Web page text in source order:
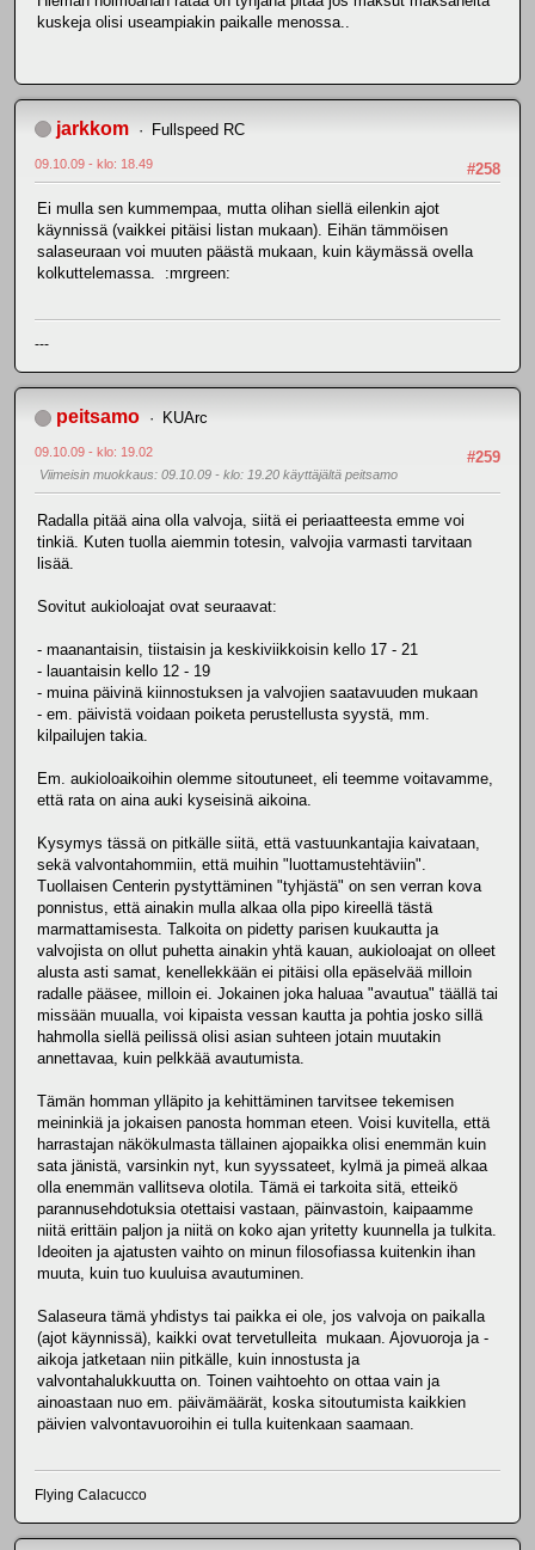
kuskeja olisi useampiakin paikalle menossa..
jarkkom Fullspeed RC
#258
09.10.09 - klo: 18.49
Ei mulla sen kummempaa, mutta olihan siellä eilenkin ajot
käynnissä (vaikkei pitäisi listan mukaan). Eihän tämmöisen
salaseuraan voi muuten päästä mukaan, kuin käymässä ovella
kolkuttelemassa. :mrgreen:
---
peitsamo KUArc
#259
09.10.09 - klo: 19.02
Viimeisin muokkaus: 09.10.09 - klo: 19.20 käyttäjältä peitsamo
Radalla pitää aina olla valvoja, siitä ei periaatteesta emme voi
tinkiä. Kuten tuolla aiemmin totesin, valvojia varmasti tarvitaan
lisää.
Sovitut aukioloajat ovat seuraavat:
- maanantaisin, tiistaisin ja keskiviikkoisin kello 17 - 21
- lauantaisin kello 12 - 19
- muina päivinä kiinnostuksen ja valvojien saatavuuden mukaan
- em. päivistä voidaan poiketa perustellusta syystä, mm.
kilpailujen takia.
Em. aukioloaikoihin olemme sitoutuneet, eli teemme voitavamme,
että rata on aina auki kyseisinä aikoina.
Kysymys tässä on pitkälle siitä, että vastuunkantajia kaivataan,
sekä valvontahommiin, että muihin "luottamustehtäviin".
Tuollaisen Centerin pystyttäminen "tyhjästä" on sen verran kova
ponnistus, että ainakin mulla alkaa olla pipo kireellä tästä
marmattamisesta. Talkoita on pidetty parisen kuukautta ja
valvojista on ollut puhetta ainakin yhtä kauan, aukioloajat on olleet
alusta asti samat, kenellekkään ei pitäisi olla epäselvää milloin
radalle pääsee, milloin ei. Jokainen joka haluaa "avautua" täällä tai
missään muualla, voi kipaista vessan kautta ja pohtia josko sillä
hahmolla siellä peilissä olisi asian suhteen jotain muutakin
annettavaa, kuin pelkkää avautumista.
Tämän homman ylläpito ja kehittäminen tarvitsee tekemisen
meininkiä ja jokaisen panosta homman eteen. Voisi kuvitella, että
harrastajan näkökulmasta tällainen ajopaikka olisi enemmän kuin
sata jänistä, varsinkin nyt, kun syyssateet, kylmä ja pimeä alkaa
olla enemmän vallitseva olotila. Tämä ei tarkoita sitä, etteikö
parannusehdotuksia otettaisi vastaan, päinvastoin, kaipaamme
niitä erittäin paljon ja niitä on koko ajan yritetty kuunnella ja tulkita.
Ideoiten ja ajatusten vaihto on minun filosofiassa kuitenkin ihan
muuta, kuin tuo kuuluisa avautuminen.
Salaseura tämä yhdistys tai paikka ei ole, jos valvoja on paikalla
(ajot käynnissä), kaikki ovat tervetulleita mukaan. Ajovuoroja ja -
aikoja jatketaan niin pitkälle, kuin innostusta ja
valvontahalukkuutta on. Toinen vaihtoehto on ottaa vain ja
ainoastaan nuo em. päivämäärät, koska sitoutumista kaikkien
päivien valvontavuoroihin ei tulla kuitenkaan saamaan.
Flying Calacucco